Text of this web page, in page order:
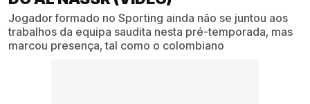
Jogador formado no Sporting ainda não se juntou aos
trabalhos da equipa saudita nesta pré-temporada, mas
marcou presença, tal como o colombiano